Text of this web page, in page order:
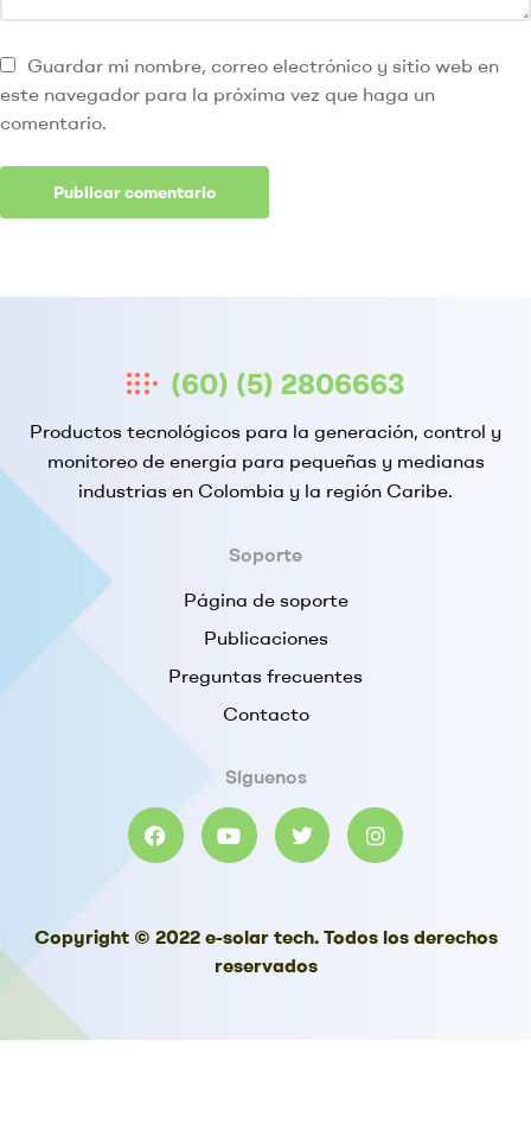
Guardar mi nombre, correo electrónico y sitio web en
este navegador para la próxima vez que haga un
comentario.
(60) (5) 2806663
Productos tecnológicos para la generación, control y
monitoreo de energía para pequeñas y medianas
industrias en Colombia y la región Caribe.
Soporte
Página de soporte
Publicaciones
Preguntas frecuentes
Contacto
Síguenos
Copyright © 2022 e-solar tech. Todos los derechos
reservados